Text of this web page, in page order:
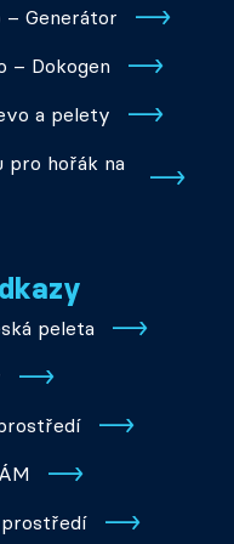
Generátor
– Dokogen
a pelety
pro hořák na
peleta